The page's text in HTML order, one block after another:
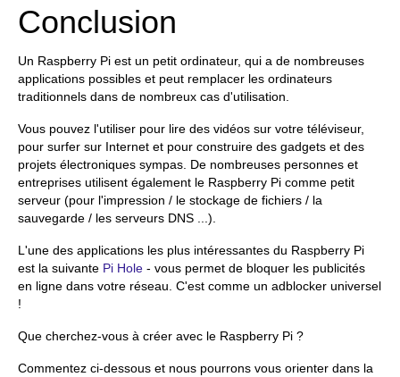
Conclusion
Un Raspberry Pi est un petit ordinateur, qui a de nombreuses
applications possibles et peut remplacer les ordinateurs
traditionnels dans de nombreux cas d'utilisation.
Vous pouvez l'utiliser pour lire des vidéos sur votre téléviseur,
pour surfer sur Internet et pour construire des gadgets et des
projets électroniques sympas. De nombreuses personnes et
entreprises utilisent également le Raspberry Pi comme petit
serveur (pour l'impression / le stockage de fichiers / la
sauvegarde / les serveurs DNS ...).
L'une des applications les plus intéressantes du Raspberry Pi
est la suivante Pi Hole - vous permet de bloquer les publicités
en ligne dans votre réseau. C'est comme un adblocker universel
!
Que cherchez-vous à créer avec le Raspberry Pi ?
Commentez ci-dessous et nous pourrons vous orienter dans la